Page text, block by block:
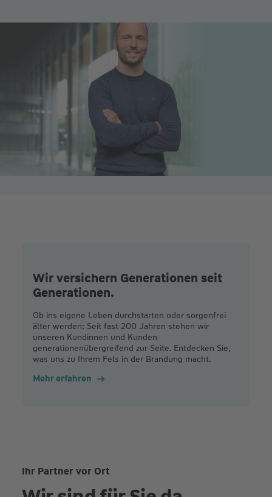
Wir versichern Generationen seit
Generationen.
Ob ins eigene Leben durchstarten oder sorgenfrei
älter werden: Seit fast 200 Jahren stehen wir
unseren Kundinnen und Kunden
generationenübergreifend zur Seite. Entdecken Sie,
was uns zu Ihrem Fels in der Brandung macht.
Mehr erfahren
Ihr Partner vor Ort